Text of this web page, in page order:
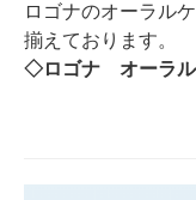
ロゴナのオーラル
揃えております。
◇ロゴナ オーラル